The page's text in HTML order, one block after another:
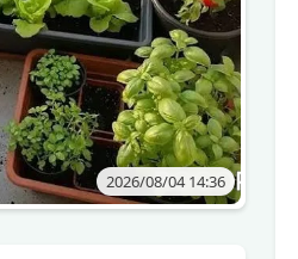
2026/08/04 14:36